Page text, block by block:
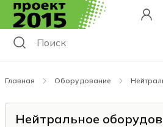
Главная Оборудование
Нейтральное